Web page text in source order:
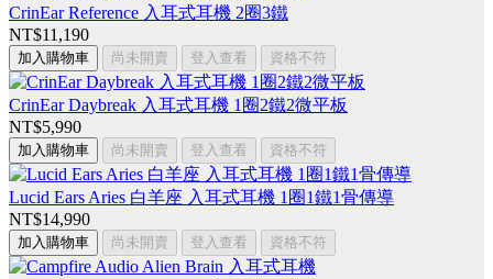
CrinEar Reference 入耳式耳機 2圈3鐵
NT$11,190
加入購物車 尚未開賣 登入查看 資格不符
CrinEar Daybreak 入耳式耳機 1圈2鐵2微平板
NT$5,990
加入購物車 尚未開賣 登入查看 資格不符
Lucid Ears Aries 白羊座 入耳式耳機 1圈1鐵1骨傳導
NT$14,990
加入購物車 尚未開賣 登入查看 資格不符